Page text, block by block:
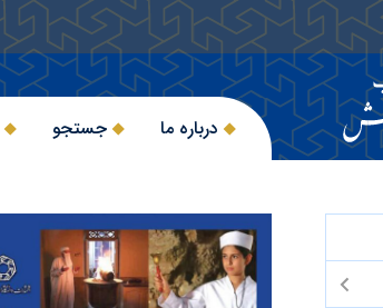
درباره ما جستجو